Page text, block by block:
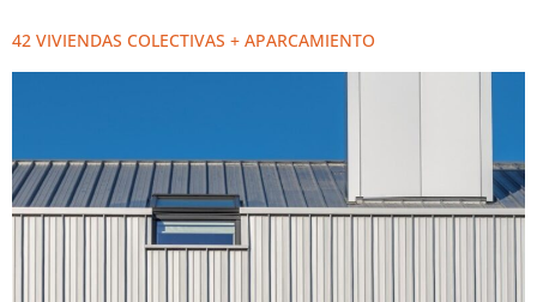
42 VIVIENDAS COLECTIVAS + APARCAMIENTO